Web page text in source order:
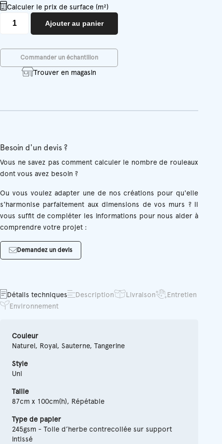
Calculer le prix de surface (m²)
Ajouter au panier
Commander un échantillon
Trouver en magasin
Besoin d'un devis ?
Vous ne savez pas comment calculer le nombre de rouleaux
dont vous avez besoin ?
Ou vous voulez adapter une de nos créations pour qu'elle
s'harmonise parfaitement aux dimensions de vos murs ? Il
vous suffit de compléter les informations pour nous aider à
comprendre votre projet :
Demandez un devis
Détails techniques Description Livraison
Entretien
Environnement
Couleur
Naturel, Royal, Sauterne, Tangerine
Style
Uni
Taille
87cm x 100cm(h), Répétable
Type de papier
245gsm - Toile d’herbe contrecollée sur support
intissé